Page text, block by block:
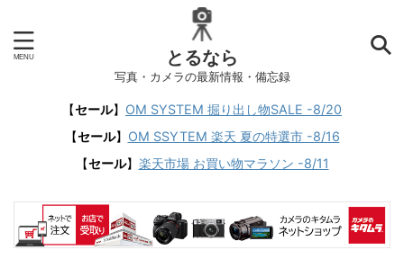
とるなら
写真・カメラの最新情報・備忘録
【セール】 OM SYSTEM 掘り出し物SALE -8/20
【セール】 OM SSYTEM 楽天 夏の特選市 -8/16
【セール】 楽天市場 お買い物マラソン -8/11